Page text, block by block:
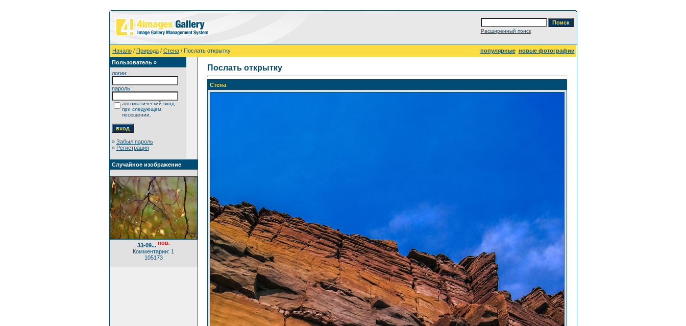
Расширенный поиск
Начало/ Природа/ Стена/ Послать открытку популярные новые фотографии
Пользователь »
логин:
пароль:
автоматический вход
при следующем
посещении.
» Забыл пароль
» Регистрация
Случайное изображение
33-09... нов.
Комментарии: 1
105173
Послать открытку
Стена